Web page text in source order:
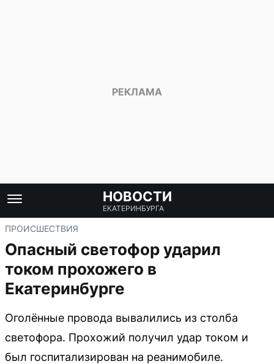
НОВОСТИ
ЕКАТЕРИНБУРГА
ПРОИСШЕСТВИЯ
Опасный светофор ударил
током прохожего в
Екатеринбурге
Оголённые провода вывалились из столба
светофора. Прохожий получил удар током и
был госпитализирован на реанимобиле.